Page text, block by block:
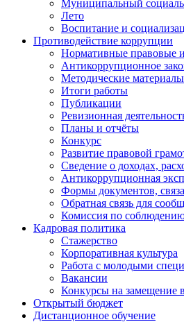
Муниципальный
Лето
Воспитание и
Противодействие коррупции
Нормативные правовые
Антикоррупционное
Методические материалы
Итоги работы
Публикации
Ревизионная
Планы и отчёты
Конкурс
Развитие правовой
Сведение о доходах,
Антикоррупционная
Формы документов,
Обратная связь для
Комиссия по
Кадровая политика
Стажерство
Корпоративная культура
Работа с молодыми
Вакансии
Конкурсы на замещение
Открытый бюджет
Дистанционное обучение